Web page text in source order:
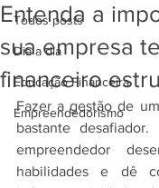
Todos posts
Dia a dia
Educação Financeira
Empreendedorismo
Entenda a
sua empresa
financeiro
Fazer a gestão de
bastante
empreendedor
habilidades e dê